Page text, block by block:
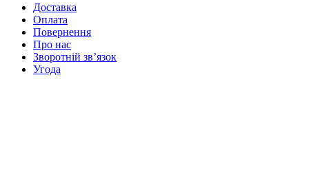
Доставка
Оплата
Повернення
Про нас
Зворотній зв’язок
Угода